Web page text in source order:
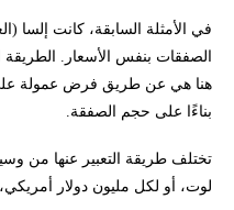
في الأمثلة السابقة، كانت إلسا
الصفقات بنفس الأسعار. الطريقة
هنا هي عن طريق فرض عمولة على
بناءًا على حجم الصفقة.
تختلف طريقة التعبير عنها من
لوت، أو لكل مليون دولار